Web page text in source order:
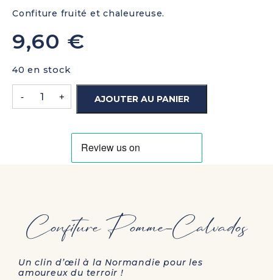
Confiture fruité et chaleureuse.
9,60 €
40 en stock
- + AJOUTER AU PANIER
Confiture Pomme-Calvados
Un clin d’œil à la Normandie pour les
amoureux du terroir !